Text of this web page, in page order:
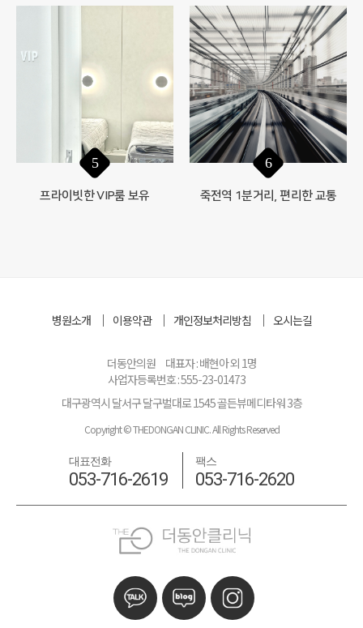
5
프라이빗한 VIP룸 보유
6
죽전역 1분거리, 편리한 교통
병원소개 이용약관 개인정보처리방침 오시는길
더동안의원
대표자 : 배현아 외 1명
사업자등록번호 : 555-23-01473
대구광역시 달서구 달구벌대로 1545 골든뷰메디타워 3층
Copyright © THEDONGAN CLINIC. All Rights Reserved
대표전화
053-716-2619
팩스
053-716-2620